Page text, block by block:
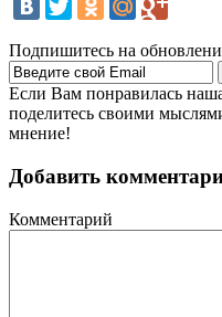
Подпишитесь на
Если Вам понравилась
поделитесь своими
мнение!
Добавить
Комментарий